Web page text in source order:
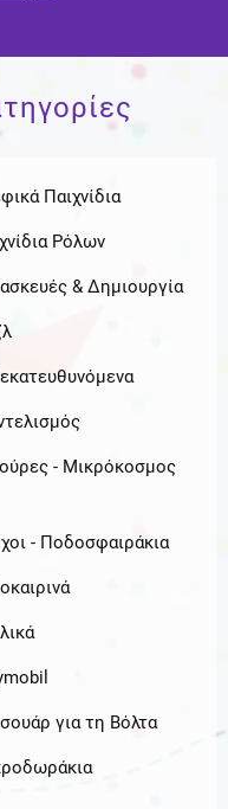
Παιχνίδια
Ρόλων
& Δημιουργία
- Μικρόκοσμος
- Ποδοσφαιράκια
για τη Βόλτα